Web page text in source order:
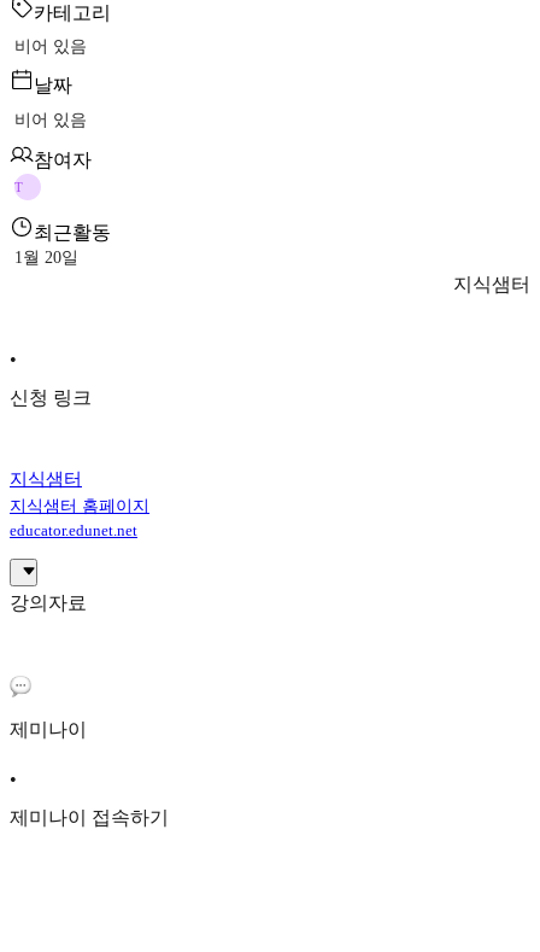
카테고리
비어 있음
날짜
비어 있음
참여자
T
최근활동
1월 20일
지식샘터
•
신청 링크
지식샘터
지식샘터 홈페이지
educator.edunet.net
강의자료
제미나이
•
제미나이 접속하기